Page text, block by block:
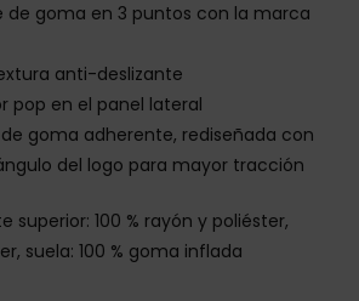
de goma en 3 puntos con la marca
anti-deslizante
pop en el panel lateral
goma adherente, rediseñada con
del logo para mayor tracción
superior: 100 % rayón y poliéster,
suela: 100 % goma inflada